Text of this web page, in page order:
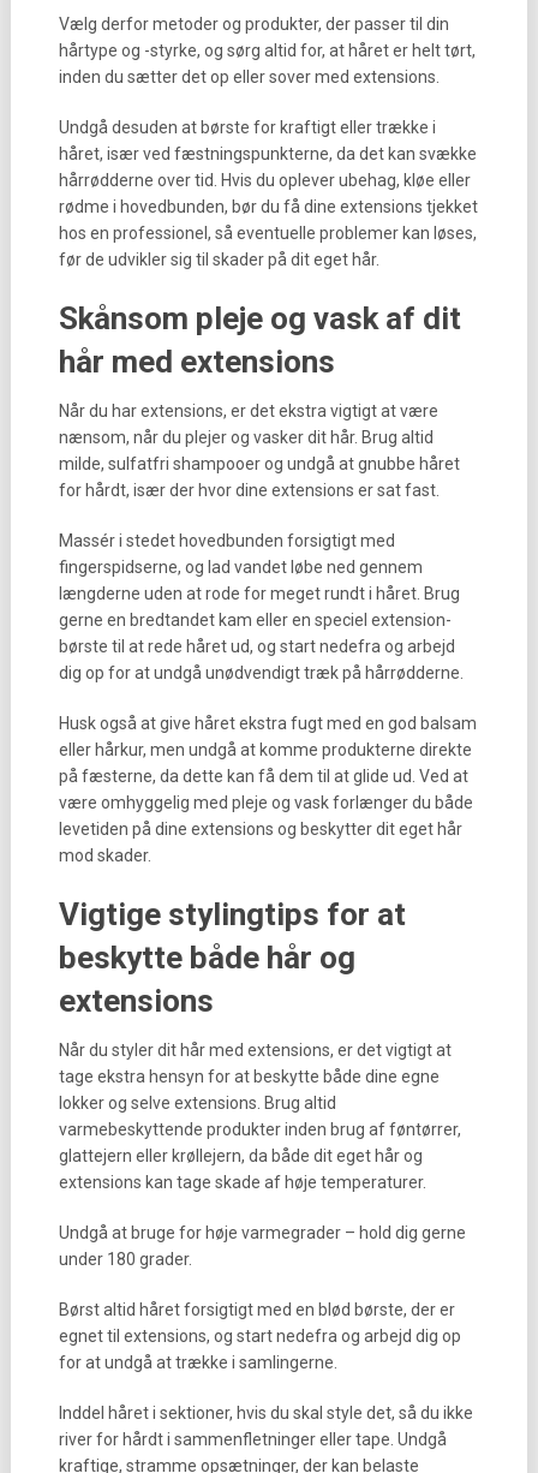
Vælg derfor metoder og produkter, der passer til din
hårtype og -styrke, og sørg altid for, at håret er helt tørt,
inden du sætter det op eller sover med extensions.
Undgå desuden at børste for kraftigt eller trække i
håret, især ved fæstningspunkterne, da det kan svække
hårrødderne over tid. Hvis du oplever ubehag, kløe eller
rødme i hovedbunden, bør du få dine extensions tjekket
hos en professionel, så eventuelle problemer kan løses,
før de udvikler sig til skader på dit eget hår.
Skånsom pleje og vask af dit
hår med extensions
Når du har extensions, er det ekstra vigtigt at være
nænsom, når du plejer og vasker dit hår. Brug altid
milde, sulfatfri shampooer og undgå at gnubbe håret
for hårdt, især der hvor dine extensions er sat fast.
Massér i stedet hovedbunden forsigtigt med
fingerspidserne, og lad vandet løbe ned gennem
længderne uden at rode for meget rundt i håret. Brug
gerne en bredtandet kam eller en speciel extension-
børste til at rede håret ud, og start nedefra og arbejd
dig op for at undgå unødvendigt træk på hårrødderne.
Husk også at give håret ekstra fugt med en god balsam
eller hårkur, men undgå at komme produkterne direkte
på fæsterne, da dette kan få dem til at glide ud. Ved at
være omhyggelig med pleje og vask forlænger du både
levetiden på dine extensions og beskytter dit eget hår
mod skader.
Vigtige stylingtips for at
beskytte både hår og
extensions
Når du styler dit hår med extensions, er det vigtigt at
tage ekstra hensyn for at beskytte både dine egne
lokker og selve extensions. Brug altid
varmebeskyttende produkter inden brug af føntørrer,
glattejern eller krøllejern, da både dit eget hår og
extensions kan tage skade af høje temperaturer.
Undgå at bruge for høje varmegrader – hold dig gerne
under 180 grader.
Børst altid håret forsigtigt med en blød børste, der er
egnet til extensions, og start nedefra og arbejd dig op
for at undgå at trække i samlingerne.
Inddel håret i sektioner, hvis du skal style det, så du ikke
river for hårdt i sammenfletninger eller tape. Undgå
kraftige, stramme opsætninger, der kan belaste